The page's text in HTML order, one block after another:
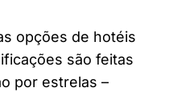
opções de hotéis
são feitas
por estrelas –